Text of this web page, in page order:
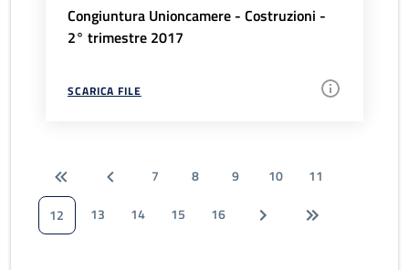
Congiuntura Unioncamere - Costruzioni -
2° trimestre 2017
SCARICA FILE
7 8 9 10
11
12
13 14 15 16